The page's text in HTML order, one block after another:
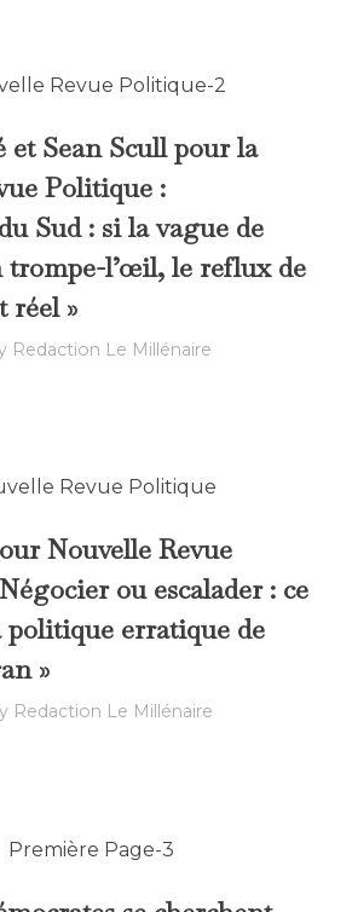
Sean Scull pour la
Politique :
Sud : si la vague de
trompe-l’œil, le reflux de
réel »
Redaction Le Millénaire
Nouvelle Revue
ou escalader : ce
politique erratique de
»
Redaction Le Millénaire